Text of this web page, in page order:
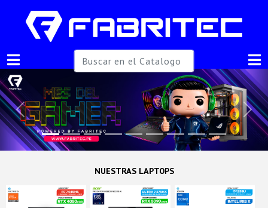
Previous Next
NUESTRAS LAPTOPS